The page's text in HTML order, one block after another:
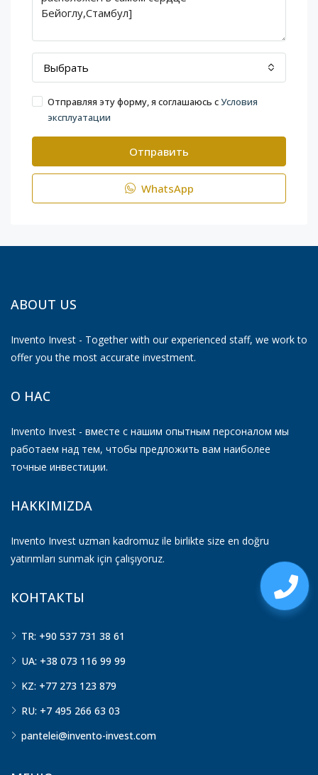
Выбрать
Отправляя эту форму, я соглашаюсь сУсловия
эксплуатации
Отправить
WhatsApp
ABOUT US
Invento Invest - Together with our experienced staff, we work to
offer you the most accurate investment.
О НАС
Invento Invest - вместе с нашим опытным персоналом мы
работаем над тем, чтобы предложить вам наиболее
точные инвестиции.
HAKKIMIZDA
Invento Invest uzman kadromuz ile birlikte size en doğru
yatırımları sunmak için çalışıyoruz.
КОНТАКТЫ
TR: +90 537 731 38 61
UA: +38 073 116 99 99
KZ: +77 273 123 879
RU: +7 495 266 63 03
pantelei@invento-invest.com